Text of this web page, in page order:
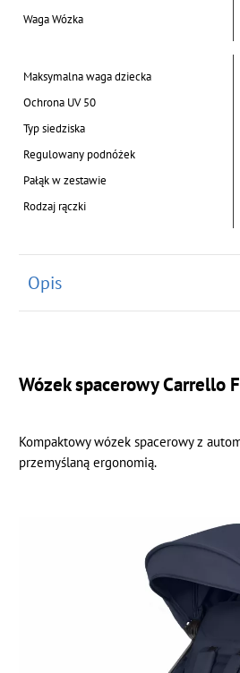
Waga Wózka
Maksymalna waga dziecka
Ochrona UV 50
Typ siedziska
Regulowany podnóżek
Pałąk w zestawie
Rodzaj rączki
Opis
Wózek spacerowy Carrello
Kompaktowy wózek spacerowy z
przemyślaną ergonomią.